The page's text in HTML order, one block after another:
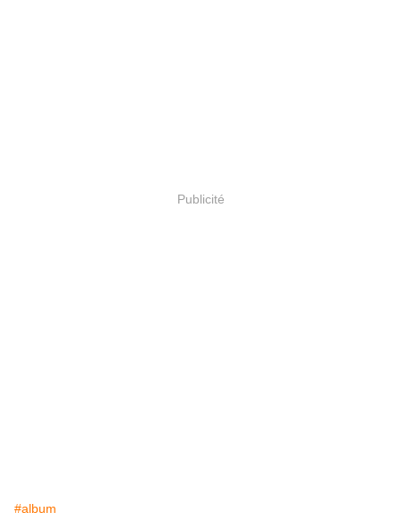
Publicité
#album